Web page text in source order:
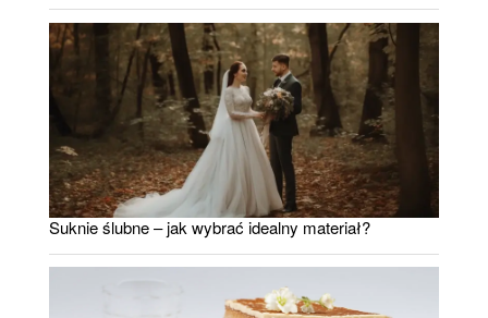
Suknie ślubne – jak wybrać idealny materiał?